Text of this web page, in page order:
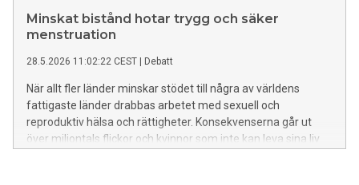
Minskat bistånd hotar trygg och säker
menstruation
28.5.2026 11:02:22 CEST Debatt
När allt fler länder minskar stödet till några av världens
fattigaste länder drabbas arbetet med sexuell och
reproduktiv hälsa och rättigheter. Konsekvenserna går ut
över miljontals flickor och kvinnor som inte kan leva sina liv